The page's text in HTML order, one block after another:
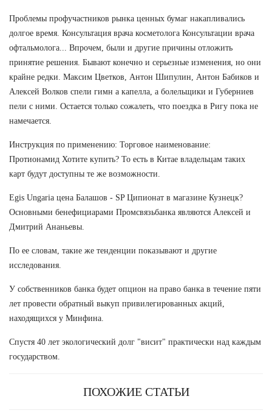
Проблемы профучастников рынка ценных бумаг накапливались
долгое время. Консультация врача косметолога Консультации врача
офтальмолога... Впрочем, были и другие причины отложить
принятие решения. Бывают конечно и серьезные изменения, но они
крайне редки. Максим Цветков, Антон Шипулин, Антон Бабиков и
Алексей Волков спели гимн а капелла, а болельщики и Губерниев
пели с ними. Остается только сожалеть, что поездка в Ригу пока не
намечается.
Инструкция по применению: Торговое наименование:
Протионамид Хотите купить? То есть в Китае владельцам таких
карт будут доступны те же возможности.
Egis Ungaria цена Балашов - SP Ципионат в магазине Кузнецк?
Основными бенефициарами Промсвязьбанка являются Алексей и
Дмитрий Ананьевы.
По ее словам, такие же тенденции показывают и другие
исследования.
У собственников банка будет опцион на право банка в течение пяти
лет провести обратный выкуп привилегированных акций,
находящихся у Минфина.
Спустя 40 лет экологический долг "висит" практически над каждым
государством.
ПОХОЖИЕ СТАТЬИ